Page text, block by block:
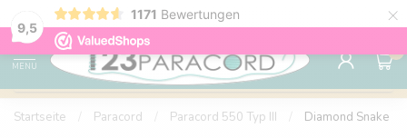
9,5
1171 Bewertungen ×
Kostenlose Lieferung nach Hause ab 150 €
MENU
0
Startseite Paracord Paracord 550 Typ III Diamond Snake